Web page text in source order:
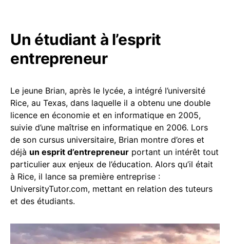
Un étudiant à l’esprit
entrepreneur
Le jeune Brian, après le lycée, a intégré l’université
Rice, au Texas, dans laquelle il a obtenu une double
licence en économie et en informatique en 2005,
suivie d’une maîtrise en informatique en 2006. Lors
de son cursus universitaire, Brian montre d’ores et
déjà un esprit d’entrepreneur portant un intérêt tout
particulier aux enjeux de l’éducation. Alors qu’il était
à Rice, il lance sa première entreprise :
UniversityTutor.com, mettant en relation des tuteurs
et des étudiants.